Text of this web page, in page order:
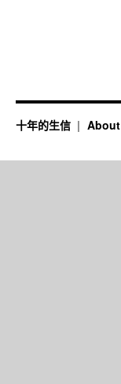
十年的生信 About